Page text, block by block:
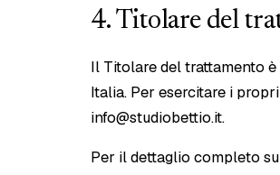
4. Titolare del
Il Titolare del trattamento è
Italia. Per esercitare i
info@studiobettio.it.
Per il dettaglio completo